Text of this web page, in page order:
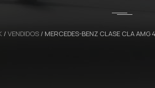
/ VENDIDOS/ MERCEDES-BENZ CLASE CLA AMG